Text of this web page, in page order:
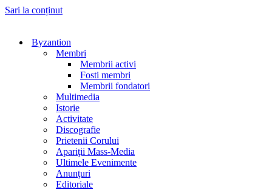
Sari la conținut
Byzantion
Membri
Membrii activi
Fosti membri
Membrii fondatori
Multimedia
Istorie
Activitate
Discografie
Prietenii Corului
Apariţii Mass-Media
Ultimele Evenimente
Anunţuri
Editoriale